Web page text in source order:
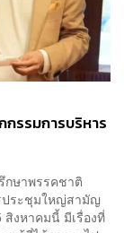
รรมการบริหาร
ษาพรรคชาติ
ระชุมใหญ่สามัญ
งหาคมนี้ มีเรื่องที่